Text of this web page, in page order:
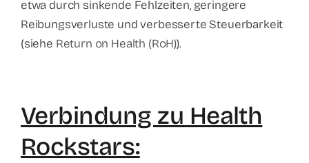
etwa durch sinkende Fehlzeiten, geringere
Reibungsverluste und verbesserte Steuerbarkeit
(siehe Return on Health (RoH)).
Verbindung zu Health
Rockstars: